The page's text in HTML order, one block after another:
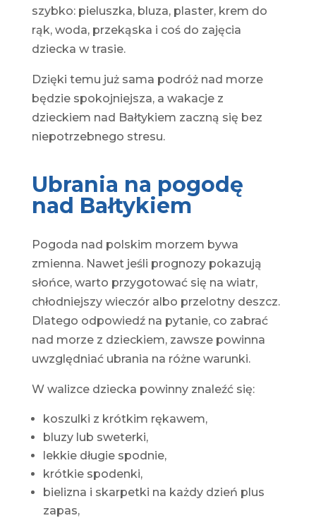
szybko: pieluszka, bluza, plaster, krem do
rąk, woda, przekąska i coś do zajęcia
dziecka w trasie.
Dzięki temu już sama podróż nad morze
będzie spokojniejsza, a wakacje z
dzieckiem nad Bałtykiem zaczną się bez
niepotrzebnego stresu.
Ubrania na pogodę
nad Bałtykiem
Pogoda nad polskim morzem bywa
zmienna. Nawet jeśli prognozy pokazują
słońce, warto przygotować się na wiatr,
chłodniejszy wieczór albo przelotny deszcz.
Dlatego odpowiedź na pytanie, co zabrać
nad morze z dzieckiem, zawsze powinna
uwzględniać ubrania na różne warunki.
W walizce dziecka powinny znaleźć się:
koszulki z krótkim rękawem,
bluzy lub sweterki,
lekkie długie spodnie,
krótkie spodenki,
bielizna i skarpetki na każdy dzień plus
zapas,